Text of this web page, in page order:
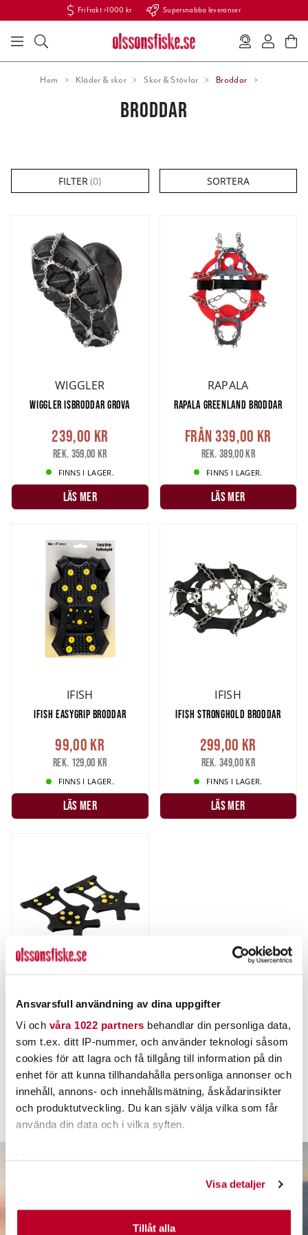
Ansvarsfull användning av dina uppgifter
Vi och våra 1022 partners behandlar din personliga data,
som t.ex. ditt IP-nummer, och använder teknologi såsom
cookies för att lagra och få tillgång till information på din
enhet för att kunna tillhandahålla personliga annonser och
innehåll, annons- och innehållsmätning, åskådarinsikter
och produktutveckling. Du kan själv välja vilka som får
använda din data och i vilka syften.
Identifiera din enhet genom att aktivt skanna den för
specifika kännetecken (fingeravtryck)
Visa detaljer
Tillåt alla
Fri frakt >1000 kr Supersnabba leveranser
Hem Kläder & skor Skor & Stövlar Broddar
BRODDAR
FILTER (0) SORTERA
WIGGLER
WIGGLER ISBRODDAR GROVA
239,00 kr
Rek. 359,00 kr
FINNS I LAGER.
LÄS MER
RAPALA
RAPALA GREENLAND BRODDAR
Från339,00 kr
Rek. 389,00 kr
FINNS I LAGER.
LÄS MER
IFISH
IFISH EASYGRIP BRODDAR
99,00 kr
Rek. 129,00 kr
FINNS I LAGER.
LÄS MER
IFISH
IFISH STRONGHOLD BRODDAR
299,00 kr
Rek. 349,00 kr
FINNS I LAGER.
LÄS MER
WIGGLER
WIGGLER BRODDAR.
89,00 kr
Rek. 119,00 kr
FINNS I LAGER.
LÄS MER